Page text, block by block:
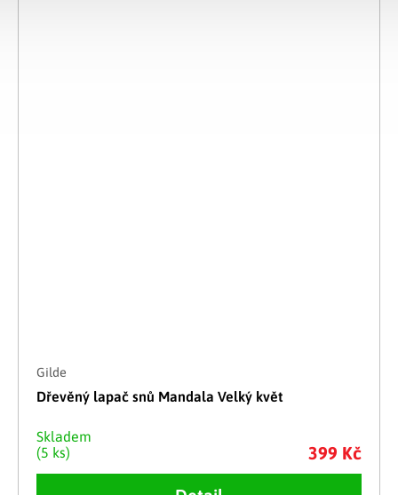
Gilde
Dřevěný lapač snů Mandala Velký květ
Skladem
(5 ks)
399 Kč